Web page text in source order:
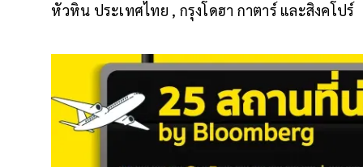
หัวหิน ประเทศไทย , กรุงโดฮา กาตาร์ และสิงคโปร์